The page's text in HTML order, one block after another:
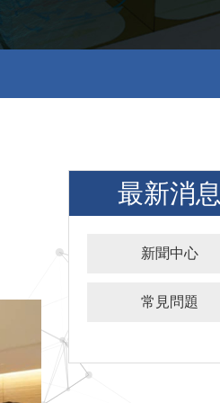
最新消息
新聞中心
常見問題